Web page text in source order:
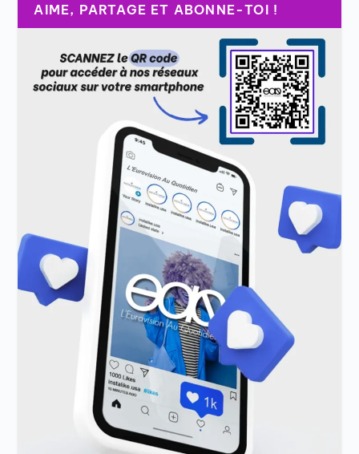
AIME, PARTAGE ET ABONNE-TOI !